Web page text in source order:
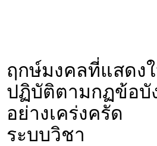
ฤกษ์มงคลที่แสด
ปฏิบัติตามกฏข้
อย่างเคร่งครัด
ระบบวิชา